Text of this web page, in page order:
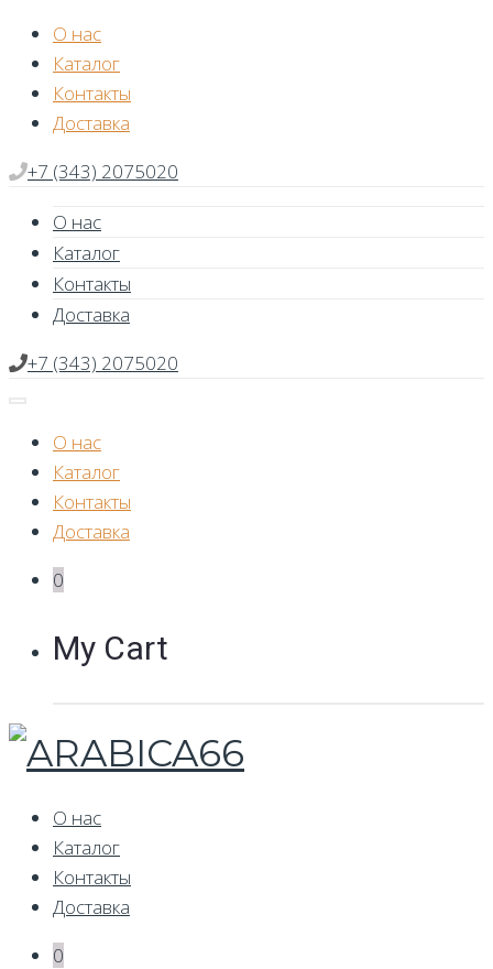
Skip
content
О нас
Каталог
Контакты
Доставка
+7 (343) 2075020
О нас
Каталог
Контакты
Доставка
+7 (343) 2075020
О нас
Каталог
Контакты
Доставка
0
My Cart
О нас
Каталог
Контакты
Доставка
0